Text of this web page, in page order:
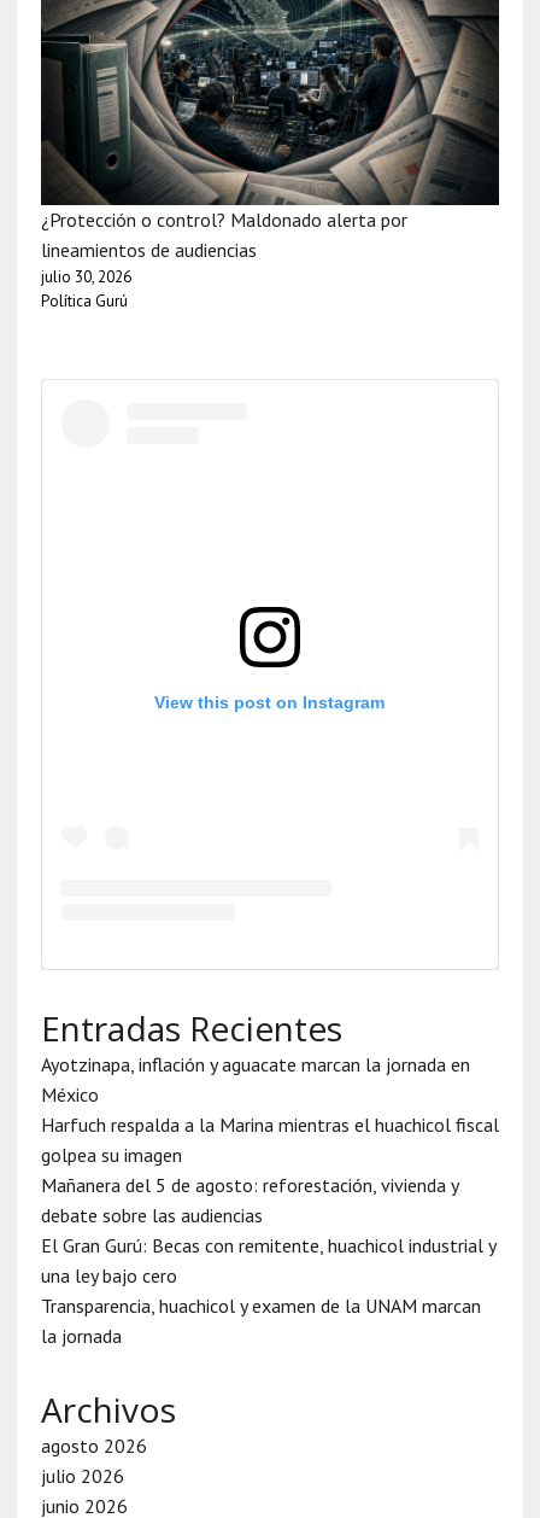
¿Protección o control? Maldonado alerta por
lineamientos de audiencias
julio 30, 2026
Política Gurú
View this post on Instagram
Entradas Recientes
Ayotzinapa, inflación y aguacate marcan la jornada en
México
Harfuch respalda a la Marina mientras el huachicol fiscal
golpea su imagen
Mañanera del 5 de agosto: reforestación, vivienda y
debate sobre las audiencias
El Gran Gurú: Becas con remitente, huachicol industrial y
una ley bajo cero
Transparencia, huachicol y examen de la UNAM marcan
la jornada
Archivos
agosto 2026
julio 2026
junio 2026